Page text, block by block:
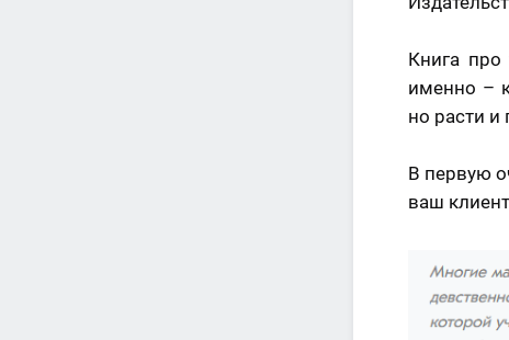
Книга про
именно –
но расти и
В первую
ваш